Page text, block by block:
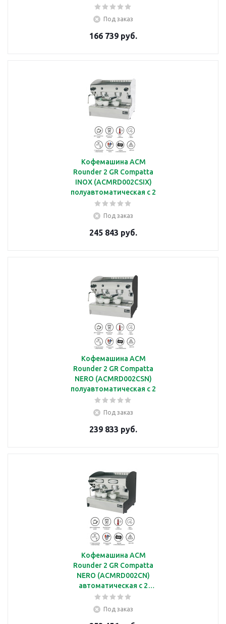
заливная с 2 группами
Под заказ
166 739 руб.
Кофемашина ACM
Rounder 2 GR Compatta
INOX (ACMRD002CSIX)
полуавтоматическая с 2
группами
Под заказ
245 843 руб.
Кофемашина ACM
Rounder 2 GR Compatta
NERO (ACMRD002CSN)
полуавтоматическая с 2
группами
Под заказ
239 833 руб.
Кофемашина ACM
Rounder 2 GR Compatta
NERO (ACMRD002CN)
автоматическая с 2
группами
Под заказ